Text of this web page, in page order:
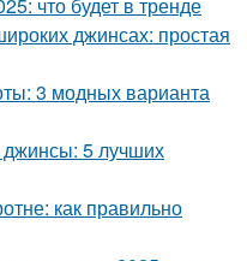
джинсах: простая
3 модных варианта
джинсы: 5 лучших
как правильно